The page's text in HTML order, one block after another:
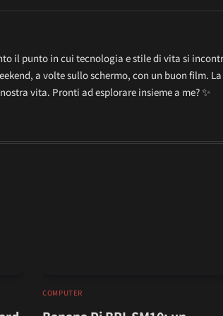
il punto in cui tecnologia e stile di vita si
a volte sullo schermo, con un buon film.
vita. Pronti ad esplorare insieme a me? ✨
COMPUTER